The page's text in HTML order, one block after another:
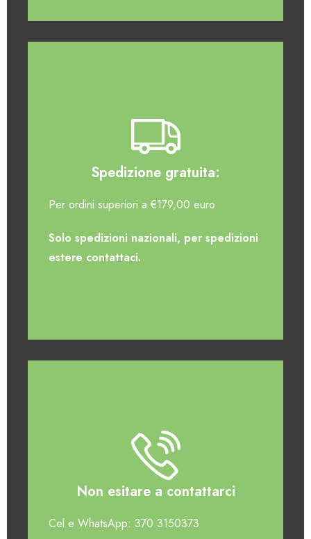
Spedizione gratuita:
Per ordini superiori a €179,00 euro
Solo spedizioni nazionali, per spedizioni
estere contattaci.
Non esitare a contattarci
Cel e WhatsApp: 370 3150373